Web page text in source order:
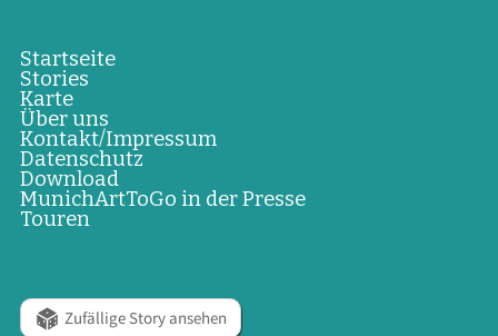
Startseite
Stories
Karte
Über uns
Kontakt/Impressum
Datenschutz
Download
MunichArtToGo in der Presse
Touren
Zufällige Story ansehen